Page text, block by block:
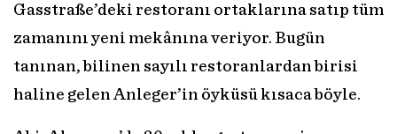
Gasstraße’deki restoranı ortaklarına satıp tüm
zamanını yeni mekânına veriyor. Bugün
tanınan, bilinen sayılı restoranlardan birisi
haline gelen Anleger’in öyküsü kısaca böyle.